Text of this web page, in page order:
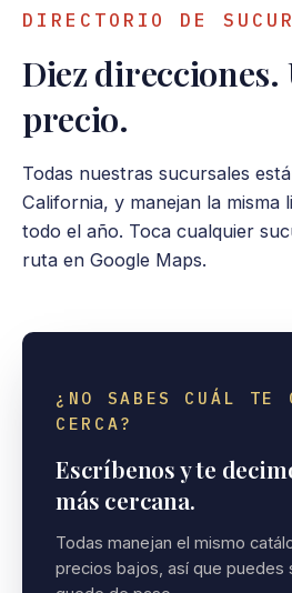
DIRECTORIO DE
Diez direcciones.
precio.
Todas nuestras sucursales
California, y manejan la misma
todo el año. Toca cualquier
ruta en Google Maps.
¿NO SABES CUÁL TE
CERCA?
Escríbenos y te
más cercana.
Todas manejan el mismo
precios bajos, así que puedes